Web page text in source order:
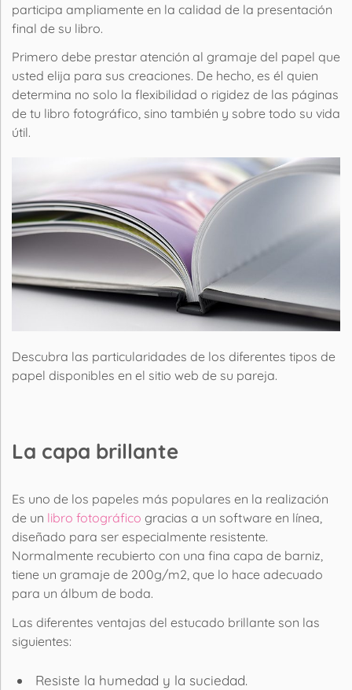
participa ampliamente en la calidad de la presentación
final de su libro.
Primero debe prestar atención al gramaje del papel que
usted elija para sus creaciones. De hecho, es él quien
determina no solo la flexibilidad o rigidez de las páginas
de tu libro fotográfico, sino también y sobre todo su vida
útil.
Descubra las particularidades de los diferentes tipos de
papel disponibles en el sitio web de su pareja.
La capa brillante
Es uno de los papeles más populares en la realización
de un libro fotográfico gracias a un software en línea,
diseñado para ser especialmente resistente.
Normalmente recubierto con una fina capa de barniz,
tiene un gramaje de 200g/m2, que lo hace adecuado
para un álbum de boda.
Las diferentes ventajas del estucado brillante son las
siguientes:
Resiste la humedad y la suciedad.